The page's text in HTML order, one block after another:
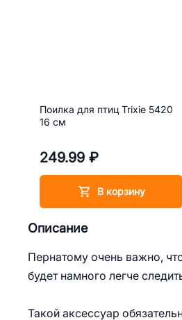
Описание
Пернатому очень важно,
будет намного легче
Такой аксессуар
Поилка для птиц Trixie 5420
16 см
249.99 ₽
В корзину